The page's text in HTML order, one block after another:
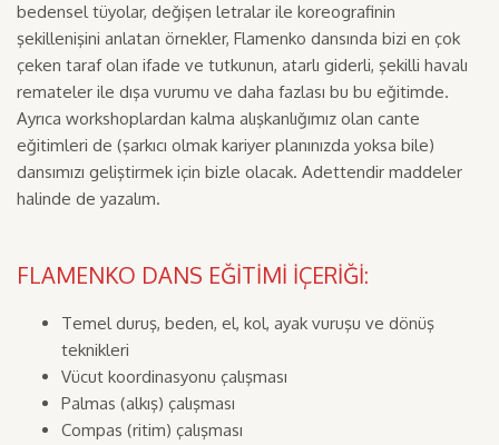
bedensel tüyolar, değişen letralar ile koreografinin
şekillenişini anlatan örnekler, Flamenko dansında bizi en çok
çeken taraf olan ifade ve tutkunun, atarlı giderli, şekilli havalı
remateler ile dışa vurumu ve daha fazlası bu bu eğitimde.
Ayrıca workshoplardan kalma alışkanlığımız olan cante
eğitimleri de (şarkıcı olmak kariyer planınızda yoksa bile)
dansımızı geliştirmek için bizle olacak. Adettendir maddeler
halinde de yazalım.
FLAMENKO DANS EĞİTİMİ İÇERİĞİ:
Temel duruş, beden, el, kol, ayak vuruşu ve dönüş
teknikleri
Vücut koordinasyonu çalışması
Palmas (alkış) çalışması
Compas (ritim) çalışması